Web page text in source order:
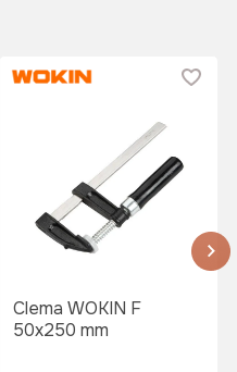
Clema WOKIN F
50x250 mm